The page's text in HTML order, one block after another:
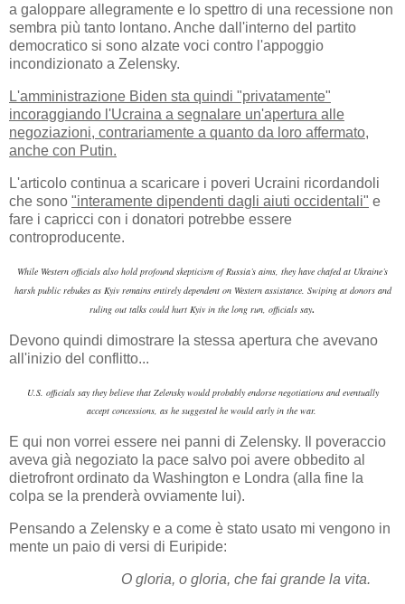
a galoppare allegramente e lo spettro di una recessione non
sembra più tanto lontano. Anche dall'interno del partito
democratico si sono alzate voci contro l'appoggio
incondizionato a Zelensky.
L'amministrazione Biden sta quindi "privatamente"
incoraggiando l'Ucraina a segnalare un'apertura alle
negoziazioni, contrariamente a quanto da loro affermato,
anche con Putin.
L'articolo continua a scaricare i poveri Ucraini ricordandoli
che sono "interamente dipendenti dagli aiuti occidentali" e
fare i capricci con i donatori potrebbe essere
controproducente.
While Western officials also hold profound skepticism of Russia’s aims, they have chafed at Ukraine’s
harsh public rebukes as Kyiv remains entirely dependent on Western assistance. Swiping at donors and
ruling out talks could hurt Kyiv in the long run, officials say.
Devono quindi dimostrare la stessa apertura che avevano
all'inizio del conflitto...
U.S. officials say they believe that Zelensky would probably endorse negotiations and eventually
accept concessions, as he suggested he would early in the war.
E qui non vorrei essere nei panni di Zelensky. Il poveraccio
aveva già negoziato la pace salvo poi avere obbedito al
dietrofront ordinato da Washington e Londra (alla fine la
colpa se la prenderà ovviamente lui).
Pensando a Zelensky e a come è stato usato mi vengono in
mente un paio di versi di Euripide:
O gloria, o gloria, che fai grande la vita.